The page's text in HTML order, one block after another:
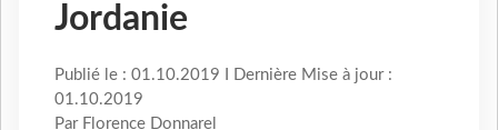
Jordanie
Publié le : 01.10.2019 I Dernière Mise à jour :
01.10.2019
Par Florence Donnarel